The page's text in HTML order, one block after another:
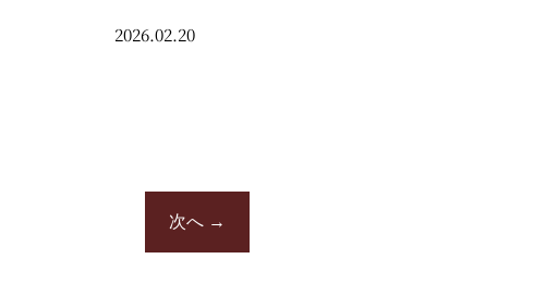
2026.02.20
次へ →